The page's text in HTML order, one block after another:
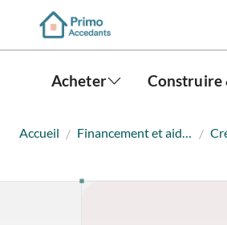
Acheter Construire
Accueil / Financement et aides /